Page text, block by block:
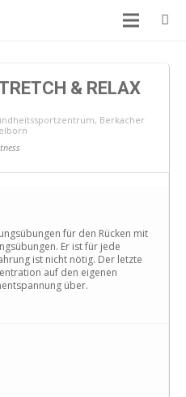
& RELAX
, Berkacher
für den Rücken mit
Er ist für jede
ist nicht nötig. Der letzte
auf den eigenen
über.